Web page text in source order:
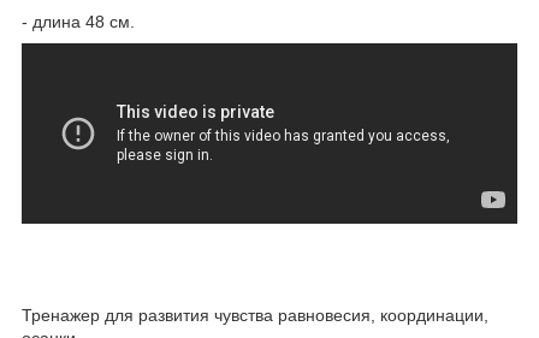
- длина 48 см.
Тренажер для развития чувства равновесия, координации,